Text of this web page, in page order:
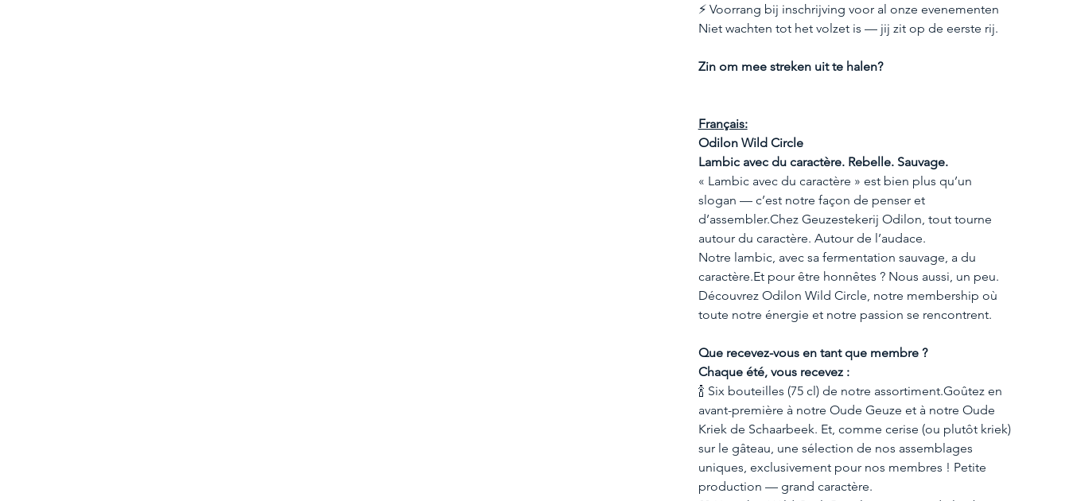
⚡ Voorrang bij inschrijving voor al onze evenementen
Niet wachten tot het volzet is — jij zit op de eerste rij.
Zin om mee streken uit te halen?
Français:
Odilon Wild Circle
Lambic avec du caractère. Rebelle. Sauvage.
« Lambic avec du caractère » est bien plus qu’un
slogan — c’est notre façon de penser et
d’assembler.Chez Geuzestekerij Odilon, tout tourne
autour du caractère. Autour de l’audace.
Notre lambic, avec sa fermentation sauvage, a du
caractère.Et pour être honnêtes ? Nous aussi, un peu.
Découvrez Odilon Wild Circle, notre membership où
toute notre énergie et notre passion se rencontrent.
Que recevez-vous en tant que membre ?
Chaque été, vous recevez :
🍾 Six bouteilles (75 cl) de notre assortiment.Goûtez en
avant-première à notre Oude Geuze et à notre Oude
Kriek de Schaarbeek. Et, comme cerise (ou plutôt kriek)
sur le gâteau, une sélection de nos assemblages
uniques, exclusivement pour nos membres ! Petite
production — grand caractère.